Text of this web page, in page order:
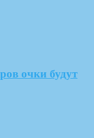
очки будут